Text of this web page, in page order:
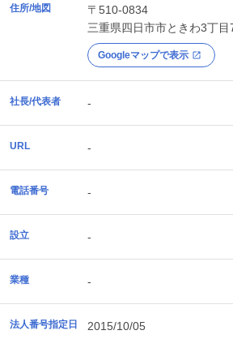
住所/地図
〒510-0834
三重県四日市市ときわ3丁
Googleマップで表示
社長/代表者 -
URL -
電話番号 -
設立 -
業種 -
法人番号指定日 2015/10/05